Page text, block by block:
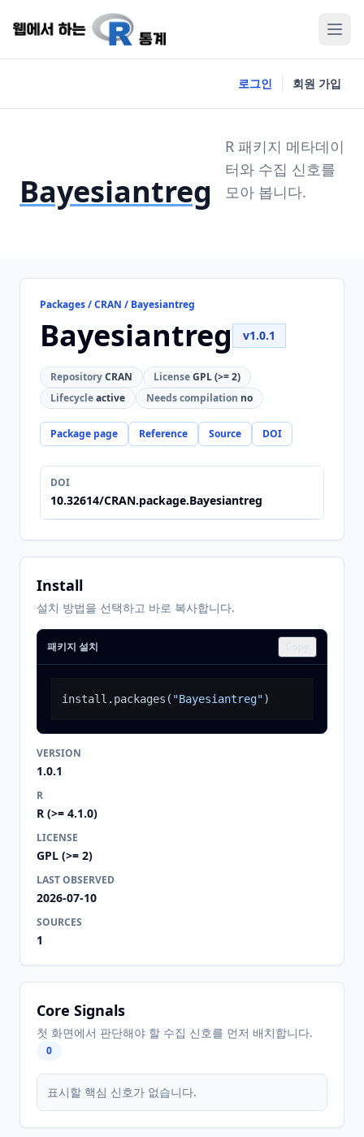
로그인 회원 가입
Bayesiantreg
R 패키지 메타데이
터와 수집 신호를
모아 봅니다.
Packages / CRAN / Bayesiantreg
Bayesiantreg v1.0.1
RepositoryCRAN LicenseGPL (>= 2)
Lifecycleactive Needs compilation no
Package page Reference Source DOI
DOI
10.32614/CRAN.package.Bayesiantreg
Install
설치 방법을 선택하고 바로 복사합니다.
패키지 설치
install.packages ( "Bayesiantreg")
VERSION
1.0.1
R
R (>= 4.1.0)
LICENSE
GPL (>= 2)
LAST OBSERVED
2026-07-10
SOURCES
1
Core Signals
첫 화면에서 판단해야 할 수집 신호를 먼저 배치합니다.
0
표시할 핵심 신호가 없습니다.